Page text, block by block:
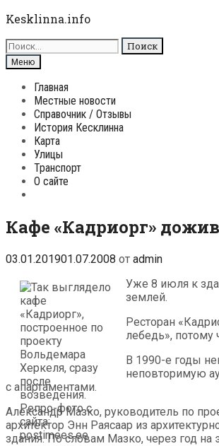
Перейти
содержимому
Kesklinna.info
Поиск
для:
Поиск
Меню
Главная
Местные новости
Справочник / Отзывы
История Кесклинна
Карта
Улицы
Транспорт
О сайте
Кафе «Кадриорг»
03.01.201901.07.2008 от admin
Уже 8 июля к
землей.
Ресторан
лебедь», потому
В 1990-е годы
неповторимую
с апартаментами.
Александр Мазко, руководитель по
архитектор Энн Раясаар из
здания. По словам Мазко, через год на